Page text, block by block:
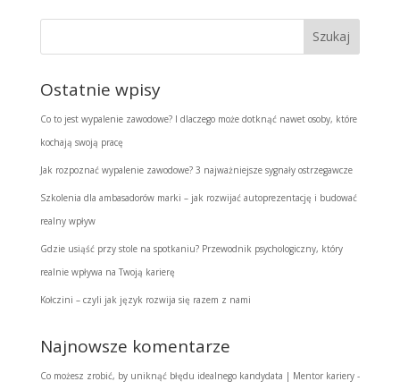
Ostatnie wpisy
Co to jest wypalenie zawodowe? I dlaczego może dotknąć nawet osoby, które
kochają swoją pracę
Jak rozpoznać wypalenie zawodowe? 3 najważniejsze sygnały ostrzegawcze
Szkolenia dla ambasadorów marki – jak rozwijać autoprezentację i budować
realny wpływ
Gdzie usiąść przy stole na spotkaniu? Przewodnik psychologiczny, który
realnie wpływa na Twoją karierę
Kołczini – czyli jak język rozwija się razem z nami
Najnowsze komentarze
Co możesz zrobić, by uniknąć błędu idealnego kandydata | Mentor kariery -